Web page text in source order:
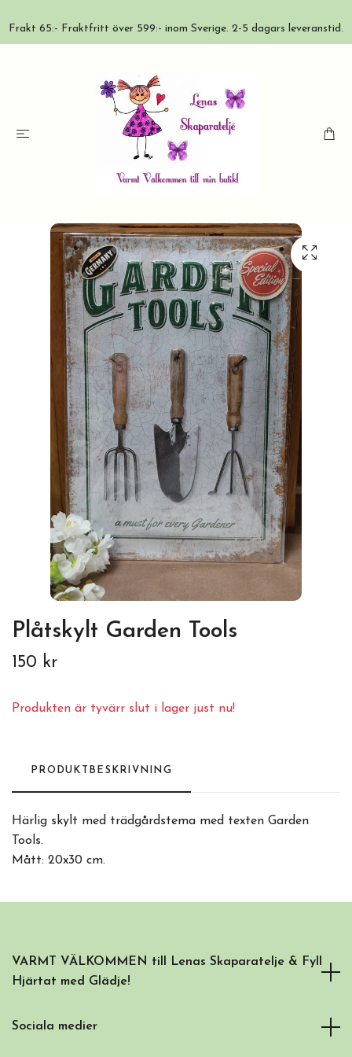
Frakt 65:- Fraktfritt över 599:- inom Sverige. 2-5 dagars leveranstid.
Plåtskylt Garden Tools
150 kr
Produkten är tyvärr slut i lager just nu!
PRODUKTBESKRIVNING
Härlig skylt med trädgårdstema med texten Garden
Tools.
Mått: 20x30 cm.
VARMT VÄLKOMMEN till Lenas Skaparatelje & Fyll
Hjärtat med Glädje!
Sociala medier